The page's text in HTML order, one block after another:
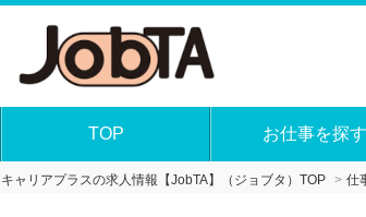
TOP お仕事を探す
キャリアプラスの求人情報【JobTA】（ジョブタ）TOP 仕